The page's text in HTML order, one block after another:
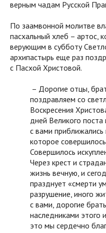
верным чадам Русской
По заамвонной молитве
пасхальный хлеб – артос,
верующим в субботу
архипастырь еще раз
с Пасхой Христовой.
– Дорогие отцы,
поздравляем со
Воскресения
дней Великого
с вами приближались
которое
Совершилось
Через крест и
жизнь вечную, и
празднует «смерти
разрушение, иного
с вами, дорогие
наследниками этого
это мы сердечно